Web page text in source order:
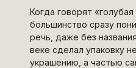
Когда говорят «голубая
большинство сразу
речь, даже без
веке сделал упаковку
украшению, а частью